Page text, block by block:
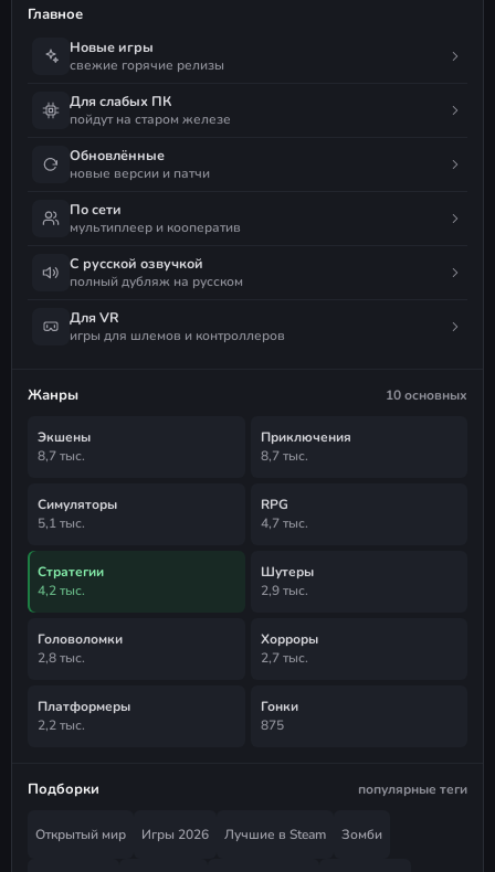
Главное
Новые игры
свежие горячие релизы
Для слабых ПК
пойдут на старом железе
Обновлённые
новые версии и патчи
По сети
мультиплеер и кооператив
С русской озвучкой
полный дубляж на русском
Для VR
игры для шлемов и контроллеров
Жанры 10 основных
Экшены
8,7 тыс.
Приключения
8,7 тыс.
Симуляторы
5,1 тыс.
RPG
4,7 тыс.
Стратегии
4,2 тыс.
Шутеры
2,9 тыс.
Головоломки
2,8 тыс.
Хорроры
2,7 тыс.
Платформеры
2,2 тыс.
Гонки
875
Подборки популярные теги
Открытый мир Игры 2026 Лучшие в Steam Зомби